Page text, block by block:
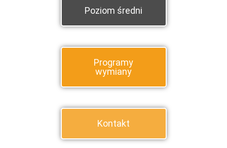
Poziom średni
Programy
wymiany
Kontakt